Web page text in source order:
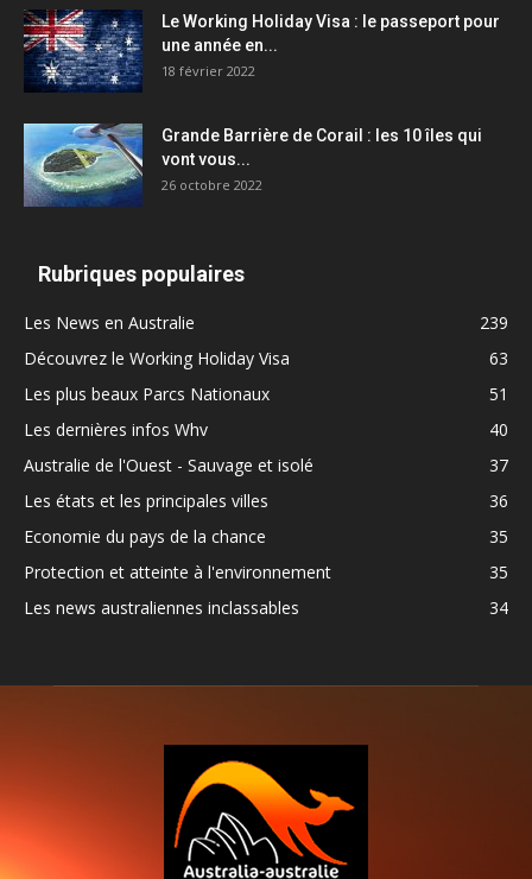
Le Working Holiday Visa : le passeport pour
une année en...
18 février 2022
Grande Barrière de Corail : les 10 îles qui
vont vous...
26 octobre 2022
Rubriques populaires
Les News en Australie
239
Découvrez le Working Holiday Visa
63
Les plus beaux Parcs Nationaux
51
Les dernières infos Whv
40
Australie de l'Ouest - Sauvage et isolé
37
Les états et les principales villes
36
Economie du pays de la chance
35
Protection et atteinte à l'environnement
35
Les news australiennes inclassables
34